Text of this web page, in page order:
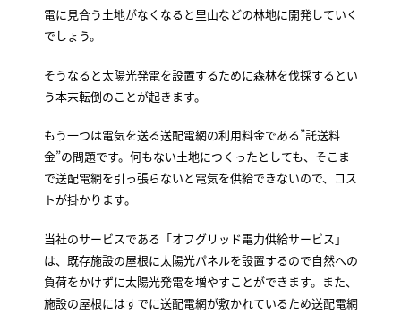
電に見合う土地がなくなると里山などの林地に開発していく
でしょう。
そうなると太陽光発電を設置するために森林を伐採するとい
う本末転倒のことが起きます。
もう一つは電気を送る送配電網の利用料金である”託送料
金”の問題です。何もない土地につくったとしても、そこま
で送配電網を引っ張らないと電気を供給できないので、コス
トが掛かります。
当社のサービスである「オフグリッド電力供給サービス」
は、既存施設の屋根に太陽光パネルを設置するので自然への
負荷をかけずに太陽光発電を増やすことができます。また、
施設の屋根にはすでに送配電網が敷かれているため送配電網